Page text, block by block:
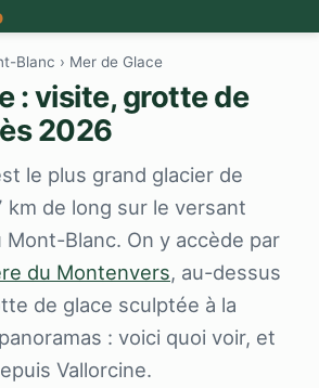
Blanc › Mer de Glace
: visite, grotte de
2026
le plus grand glacier de
km de long sur le versant
Blanc. On y accède par
du Montenvers, au-dessus
de glace sculptée à la
: voici quoi voir, et
Vallorcine.